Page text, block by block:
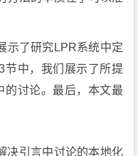
示了研究LPR系统中定
节中，我们展示了所提
的讨论。最后，本文最
决引言中讨论的本地化